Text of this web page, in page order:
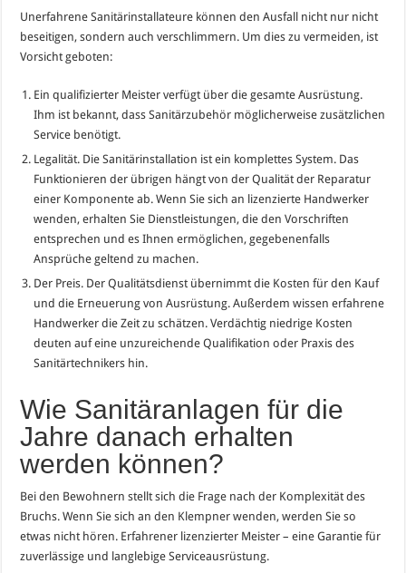
Unerfahrene Sanitärinstallateure können den Ausfall nicht nur nicht
beseitigen, sondern auch verschlimmern. Um dies zu vermeiden, ist
Vorsicht geboten:
Ein qualifizierter Meister verfügt über die gesamte Ausrüstung.
Ihm ist bekannt, dass Sanitärzubehör möglicherweise zusätzlichen
Service benötigt.
Legalität. Die Sanitärinstallation ist ein komplettes System. Das
Funktionieren der übrigen hängt von der Qualität der Reparatur
einer Komponente ab. Wenn Sie sich an lizenzierte Handwerker
wenden, erhalten Sie Dienstleistungen, die den Vorschriften
entsprechen und es Ihnen ermöglichen, gegebenenfalls
Ansprüche geltend zu machen.
Der Preis. Der Qualitätsdienst übernimmt die Kosten für den Kauf
und die Erneuerung von Ausrüstung. Außerdem wissen erfahrene
Handwerker die Zeit zu schätzen. Verdächtig niedrige Kosten
deuten auf eine unzureichende Qualifikation oder Praxis des
Sanitärtechnikers hin.
Wie Sanitäranlagen für die
Jahre danach erhalten
werden können?
Bei den Bewohnern stellt sich die Frage nach der Komplexität des
Bruchs. Wenn Sie sich an den Klempner wenden, werden Sie so
etwas nicht hören. Erfahrener lizenzierter Meister – eine Garantie für
zuverlässige und langlebige Serviceausrüstung.